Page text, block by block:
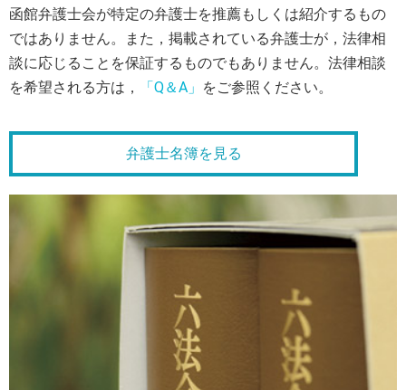
函館弁護士会が特定の弁護士を推薦もしくは紹介するもの
ではありません。また，掲載されている弁護士が，法律相
談に応じることを保証するものでもありません。法律相談
を希望される方は，
「Q＆A」 をご参照ください。
弁護士名簿を見る